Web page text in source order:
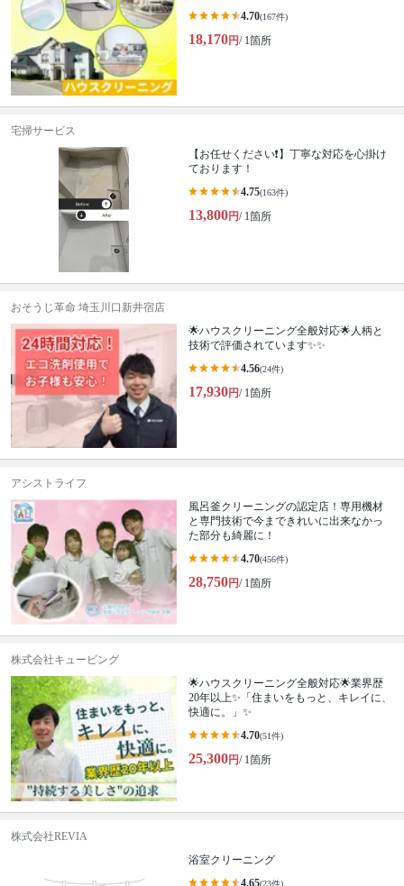
4.70(167件)
18,170円/ 1箇所
宅掃サービス
【お任せください❗️】丁寧な対応を心掛け
ております！
4.75(163件)
13,800円/ 1箇所
おそうじ革命 埼玉川口新井宿店
🌟ハウスクリーニング全般対応🌟人柄と
技術で評価されています✨✨
4.56(24件)
17,930円/ 1箇所
アシストライフ
風呂釜クリーニングの認定店！専用機材
と専門技術で今まできれいに出来なかっ
た部分も綺麗に！
4.70(456件)
28,750円/ 1箇所
株式会社キュービング
🌟ハウスクリーニング全般対応🌟業界歴
20年以上✨「住まいをもっと、キレイに、
快適に。」✨
4.70(51件)
25,300円/ 1箇所
株式会社REVIA
浴室クリーニング
4.65(23件)